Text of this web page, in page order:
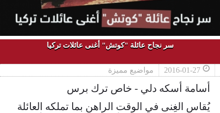
سر نجاح عائلة "كوتش" أغنى عائلات تركيا
2016-01-27 مواضيع مميزة
أسامة أسكه دلي - خاص ترك برس
يُقاس الغِنى في الوقت الراهن بما تملكه العائلة